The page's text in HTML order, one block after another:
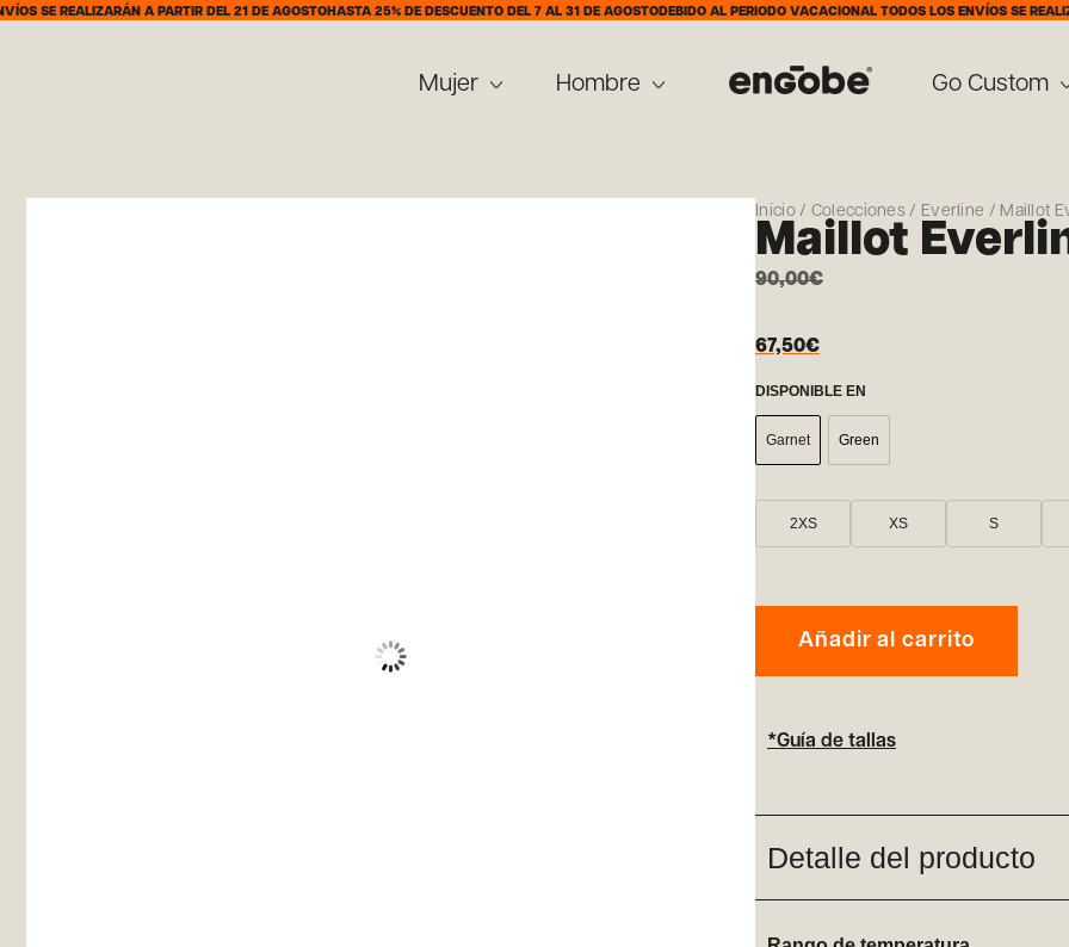
A PARTIR DEL 21 DE AGOSTOHASTA 25% DE DESCUENTO DEL 7 AL 31 DE AGOSTODEBIDO AL PERIODO VACACIONAL TODOS LOS ENVÍOS SE REALIZARÁN A
Mujer Hombre Go Custom
Inicio/ Colecciones / Everline / Maillot
Maillot
90,00€
67,50€
DISPONIBLE EN
Garnet Green
2XS XS S
Añadir al carrito
*Guía de tallas
Detalle del producto